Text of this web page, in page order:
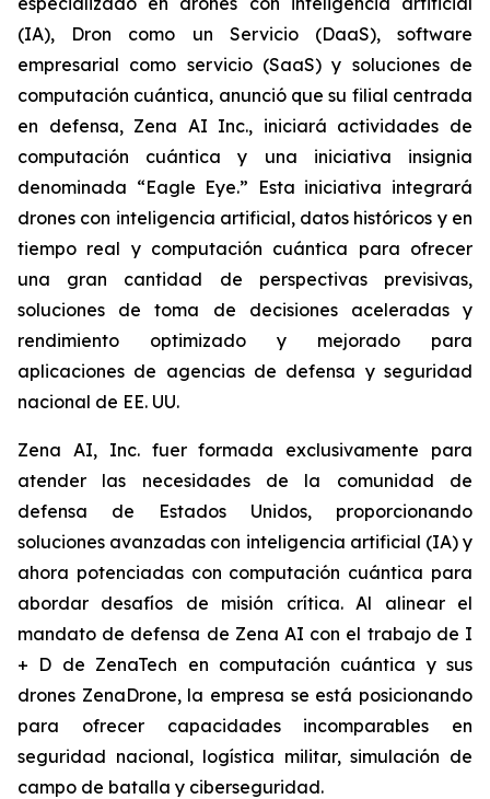
(IA), Dron como un Servicio (DaaS), software
empresarial como servicio (SaaS) y soluciones de
computación cuántica, anunció que su filial centrada
en defensa, Zena AI Inc., iniciará actividades de
computación cuántica y una iniciativa insignia
denominada “Eagle Eye.” Esta iniciativa integrará
drones con inteligencia artificial, datos históricos y en
tiempo real y computación cuántica para ofrecer
una gran cantidad de perspectivas previsivas,
soluciones de toma de decisiones aceleradas y
rendimiento optimizado y mejorado para
aplicaciones de agencias de defensa y seguridad
nacional de EE. UU.
Zena AI, Inc. fuer formada exclusivamente para
atender las necesidades de la comunidad de
defensa de Estados Unidos, proporcionando
soluciones avanzadas con inteligencia artificial (IA) y
ahora potenciadas con computación cuántica para
abordar desafíos de misión crítica. Al alinear el
mandato de defensa de Zena AI con el trabajo de I
+ D de ZenaTech en computación cuántica y sus
drones ZenaDrone, la empresa se está posicionando
para ofrecer capacidades incomparables en
seguridad nacional, logística militar, simulación de
campo de batalla y ciberseguridad.